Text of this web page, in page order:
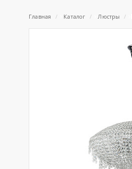
Главная / Каталог / Люстры /